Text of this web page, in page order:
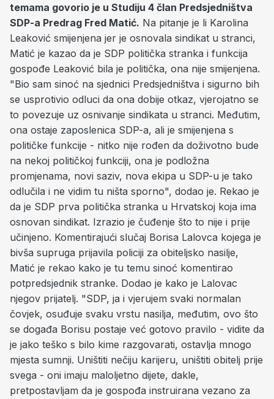
temama govorio je u Studiju 4 član Predsjedništva
SDP-a Predrag Fred Matić. Na pitanje je li Karolina
Leaković smijenjena jer je osnovala sindikat u stranci,
Matić je kazao da je SDP politička stranka i funkcija
gospođe Leaković bila je politička, ona nije smijenjena.
"Bio sam sinoć na sjednici Predsjedništva i sigurno bih
se usprotivio odluci da ona dobije otkaz, vjerojatno se
to povezuje uz osnivanje sindikata u stranci. Međutim,
ona ostaje zaposlenica SDP-a, ali je smijenjena s
političke funkcije - nitko nije rođen da doživotno bude
na nekoj političkoj funkciji, ona je podložna
promjenama, novi saziv, nova ekipa u SDP-u je tako
odlučila i ne vidim tu ništa sporno", dodao je. Rekao je
da je SDP prva politička stranka u Hrvatskoj koja ima
osnovan sindikat. Izrazio je čuđenje što to nije i prije
učinjeno. Komentirajući slučaj Borisa Lalovca kojega je
bivša supruga prijavila policiji za obiteljsko nasilje,
Matić je rekao kako je tu temu sinoć komentirao
potpredsjednik stranke. Dodao je kako je Lalovac
njegov prijatelj. "SDP, ja i vjerujem svaki normalan
čovjek, osuđuje svaku vrstu nasilja, međutim, ovo što
se događa Borisu postaje već gotovo pravilo - vidite da
je jako teško s bilo kime razgovarati, ostavlja mnogo
mjesta sumnji. Uništiti nečiju karijeru, uništiti obitelj prije
svega - oni imaju maloljetno dijete, dakle,
pretpostavljam da je gospođa instruirana vezano za